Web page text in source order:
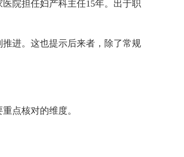
院担任妇产科主任15年。出于职
进。这也提示后来者，除了常规
点核对的维度。